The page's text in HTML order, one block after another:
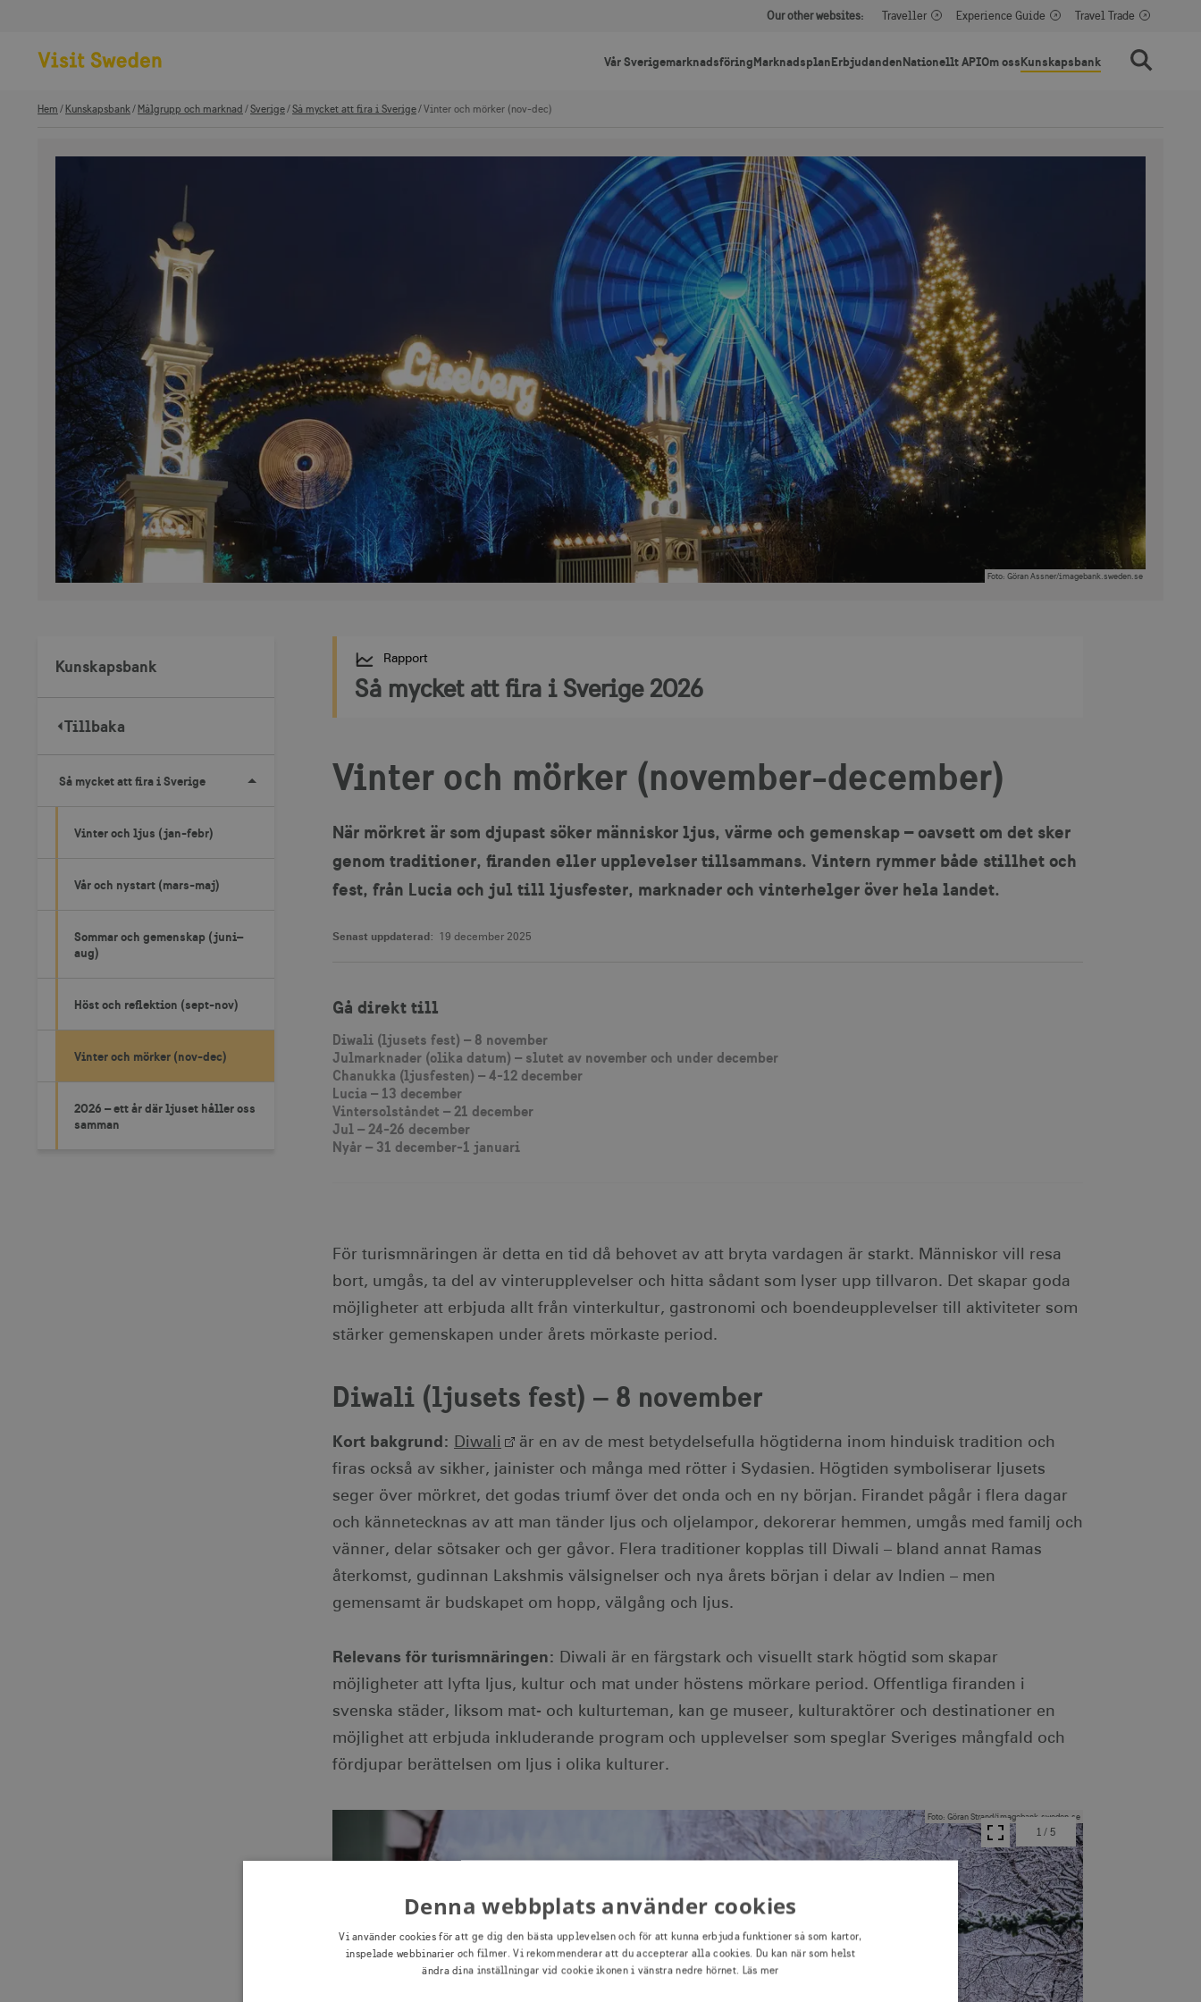
Our other websites: Traveller Experience Guide Travel Trade
Vår SverigemarknadsföringMarknadsplanErbjudandenNationellt APIOm ossKunskapsbank Sök
Hem Kunskapsbank Målgrupp och marknad Sverige Så mycket att fira i Sverige Vinter och mörker (nov-dec)
Foto: Göran Assner/imagebank.sweden.se
Kunskapsbank
Tillbaka
Så mycket att fira i Sverige
Vinter och ljus (jan-febr)
Vår och nystart (mars-maj)
Sommar och gemenskap (juni–
aug)
Höst och reflektion (sept-nov)
Vinter och mörker (nov-dec)
2026 – ett år där ljuset håller oss
samman
Rapport
Så mycket att fira i Sverige 2026
Vinter och mörker (november-december)
När mörkret är som djupast söker människor ljus, värme och gemenskap – oavsett om det sker
genom traditioner, firanden eller upplevelser tillsammans. Vintern rymmer både stillhet och
fest, från Lucia och jul till ljusfester, marknader och vinterhelger över hela landet.
Senast uppdaterad: 19 december 2025
Gå direkt till
Diwali (ljusets fest) – 8 november
Julmarknader (olika datum) – slutet av november och under december
Chanukka (ljusfesten) – 4-12 december
Lucia – 13 december
Vintersolståndet – 21 december
Jul – 24-26 december
Nyår – 31 december-1 januari
För turismnäringen är detta en tid då behovet av att bryta vardagen är starkt. Människor vill resa
bort, umgås, ta del av vinterupplevelser och hitta sådant som lyser upp tillvaron. Det skapar goda
möjligheter att erbjuda allt från vinterkultur, gastronomi och boendeupplevelser till aktiviteter som
stärker gemenskapen under årets mörkaste period.
Diwali (ljusets fest) – 8 november
Kort bakgrund: Diwali
är en av de mest betydelsefulla högtiderna inom hinduisk tradition och
firas också av sikher, jainister och många med rötter i Sydasien. Högtiden symboliserar ljusets
seger över mörkret, det godas triumf över det onda och en ny början. Firandet pågår i flera dagar
och kännetecknas av att man tänder ljus och oljelampor, dekorerar hemmen, umgås med familj och
vänner, delar sötsaker och ger gåvor. Flera traditioner kopplas till Diwali – bland annat Ramas
återkomst, gudinnan Lakshmis välsignelser och nya årets början i delar av Indien – men
gemensamt är budskapet om hopp, välgång och ljus.
Relevans för turismnäringen: Diwali är en färgstark och visuellt stark högtid som skapar
möjligheter att lyfta ljus, kultur och mat under höstens mörkare period. Offentliga firanden i
svenska städer, liksom mat- och kulturteman, kan ge museer, kulturaktörer och destinationer en
möjlighet att erbjuda inkluderande program och upplevelser som speglar Sveriges mångfald och
fördjupar berättelsen om ljus i olika kulturer.
1 / 5
Visa i helskärm
Foto: Göran Strand/imagebank.sweden.se
Denna webbplats använder cookies
Vi använder cookies för att ge dig den bästa upplevelsen och för att kunna erbjuda funktioner så som kartor,
inspelade webbinarier och filmer. Vi rekommenderar att du accepterar alla cookies. Du kan när som helst
ändra dina inställningar vid cookie ikonen i vänstra nedre hörnet. Läs mer